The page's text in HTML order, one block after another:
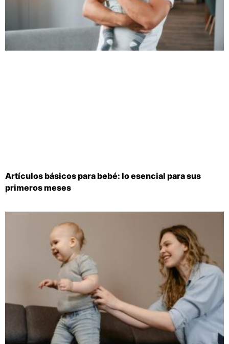
Artículos básicos para bebé: lo esencial para sus
primeros meses